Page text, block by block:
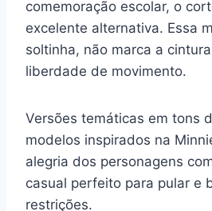
comemoração escolar, o
excelente alternativa. Essa
soltinha, não marca a
liberdade de movimento.
Versões temáticas em tons
modelos inspirados na
alegria dos personagens
casual perfeito para pular e
restrições.